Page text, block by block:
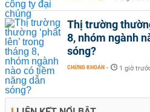
Thị trường
8, nhóm ngành
sóng?
CHỨNG KHOÁN - 1 giờ